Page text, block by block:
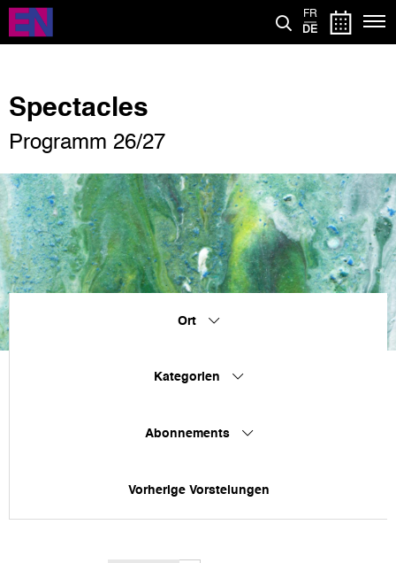
Direkt
zum
Inhalt
FR
DE
Spectacles
Programm 26/27
Ort
Kategorien
Abonnements
Vorherige Vorstelungen